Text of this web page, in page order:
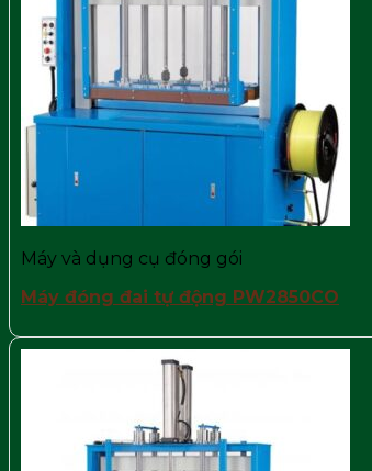
Máy và dụng cụ đóng gói
Máy đóng đai tự động PW2850CO